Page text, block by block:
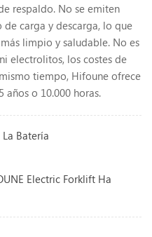
respaldo. No se emiten
carga y descarga, lo que
limpio y saludable. No es
electrolitos, los costes de
tiempo, Hifoune ofrece
o 10.000 horas.
Batería
Electric Forklift Ha